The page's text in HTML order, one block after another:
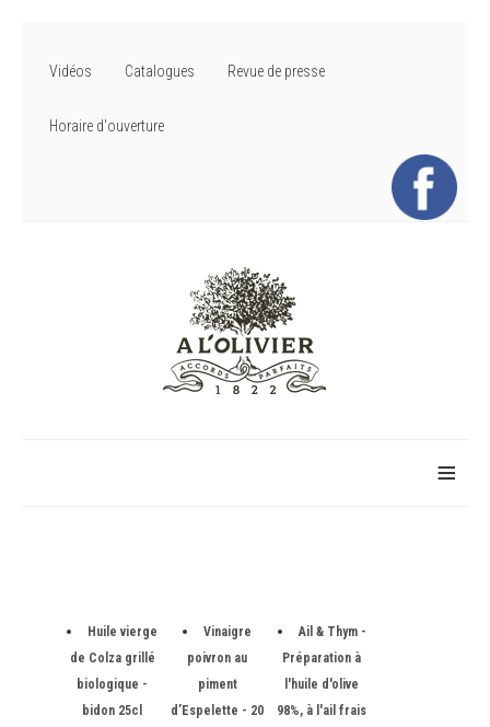
Vidéos Catalogues Revue de presse
Horaire d'ouverture
≡
Huile vierge
de Colza grillé
biologique -
bidon 25cl
Vinaigre
poivron au
piment
d’Espelette - 20
Ail & Thym -
Préparation à
l'huile d'olive
98%, à l'ail frais